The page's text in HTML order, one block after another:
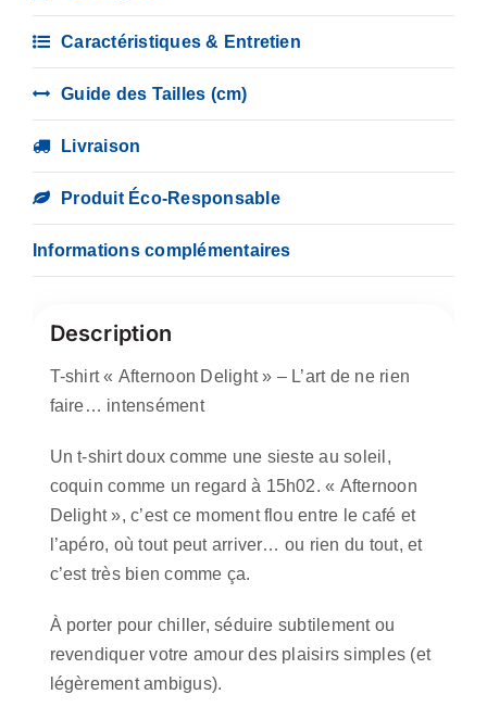
Caractéristiques & Entretien
Guide des Tailles (cm)
Livraison
Produit Éco-Responsable
Informations complémentaires
Description
T-shirt « Afternoon Delight » – L’art de ne rien
faire… intensément
Un t-shirt doux comme une sieste au soleil,
coquin comme un regard à 15h02. « Afternoon
Delight », c’est ce moment flou entre le café et
l’apéro, où tout peut arriver… ou rien du tout, et
c’est très bien comme ça.
À porter pour chiller, séduire subtilement ou
revendiquer votre amour des plaisirs simples (et
légèrement ambigus).